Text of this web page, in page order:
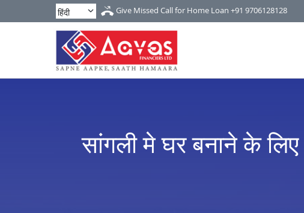
Give Missed Call for Home Loan +91 9706128128
सांगली मे घर बनाने के